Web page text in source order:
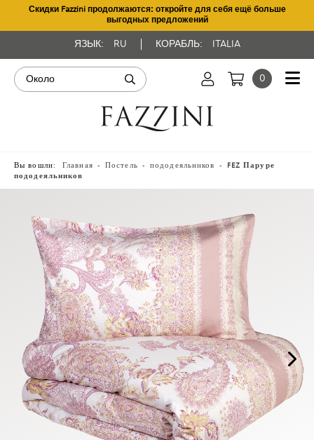
Скидки Fazzini продолжаются: откройте для себя ещё больше
выгодных предложений
ЯЗЫК: RU КОРАБЛЬ: ITALIA
0
Вы вошли: Главная Постель пододеяльников
FEZ Паруре
пододеяльников